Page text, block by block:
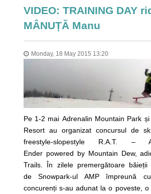
VIDEO: TRAINING DAY
MÂNUȚĂ Manu
Monday, 18 May 2015 13:20
Pe 1-2 mai Adrenalin Mountain Park
Resort au organizat concursul de
freestyle-slopestyle R.A.T. –
Ender powered by Mountain Dew,
Trails. În zilele premergătoare
de Snowpark-ul AMP împreună
concurenți s-au adunat la o poveste, o